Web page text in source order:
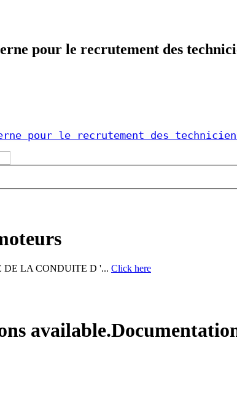
pour le recrutement des
pour le recrutement des
DE LA CONDUITE D '... Click here